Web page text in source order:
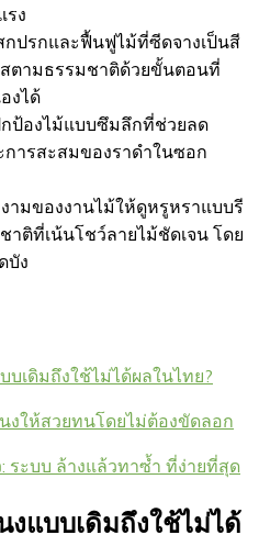
รง
กปรกและฟื้นฟูไม้ที่ซีดจางเป็นสี
ตามธรรมชาติด้วยขั้นตอนที่
งได้
กป้องไม้แบบซึมลึกที่ช่วยลด
ารสะสมของราดำในซอก
ามของงานไม้ให้ดูหรูหราแบบรี
าติที่เน้นโชว์ลายไม้ชัดเจน โดย
บัง
เดิมถึงใช้ไม่ได้ผลในไทย?
งให้สวยทนโดยไม่ต้องขัดลอก
ระบบ ล้างแล้วทาซ้ำ ที่ง่ายที่สุด
แบบเดิมถึงใช้ไม่ได้